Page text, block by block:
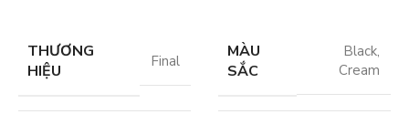
THƯƠNG
HIỆU
Final
MÀU
SẮC
Black,
Cream